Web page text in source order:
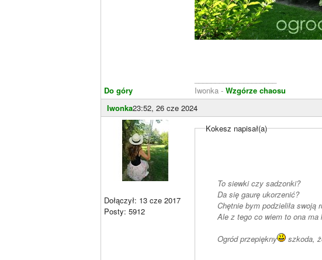
Do góry
Iwonka - Wzgórze chaosu
Iwonka23:52, 26 cze 2024
Dołączył: 13 cze 2017
Posty: 5912
Kokesz napisał(a)
To siewki czy sadzonki?
Da się gaurę ukorzenić?
Chętnie bym podzieliła swoją
Ale z tego co wiem to ona
Ogród przepiękny
szkoda,